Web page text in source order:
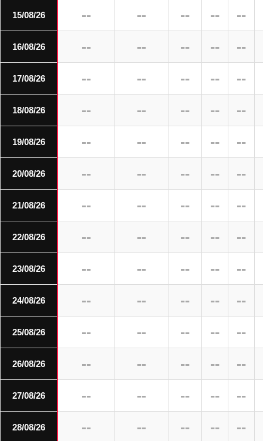
15/08/26 -- -- -- -- --
16/08/26 -- -- -- -- --
17/08/26 -- -- -- -- --
18/08/26 -- -- -- -- --
19/08/26 -- -- -- -- --
20/08/26 -- -- -- -- --
21/08/26 -- -- -- -- --
22/08/26 -- -- -- -- --
23/08/26 -- -- -- -- --
24/08/26 -- -- -- -- --
25/08/26 -- -- -- -- --
26/08/26 -- -- -- -- --
27/08/26 -- -- -- -- --
28/08/26 -- -- -- -- --